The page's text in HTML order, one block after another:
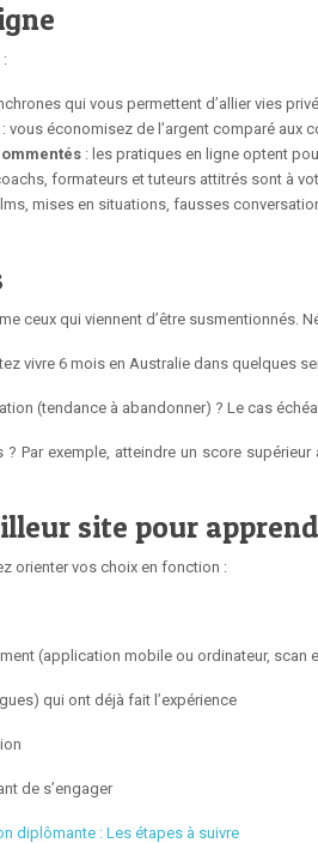
:
qui vous permettent d’allier vies
vous économisez de l’argent comparé aux
: les pratiques en ligne optent
formateurs et tuteurs attitrés sont à
mises en situations, fausses
ceux qui viennent d’être susmentionnés.
vivre 6 mois en Australie dans quelques
(tendance à abandonner) ? Le cas
Par exemple, atteindre un score
site pour
orienter vos choix en fonction :
(application mobile ou ordinateur, scan
qui ont déjà fait l’expérience
de s’engager
diplômante : Les étapes à suivre